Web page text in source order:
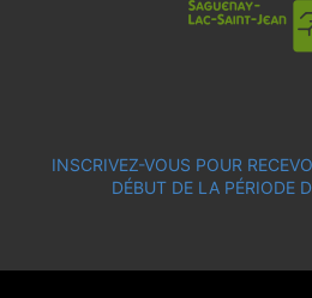
INSCRIVEZ-VOUS POUR
DÉBUT DE LA PÉRIODE